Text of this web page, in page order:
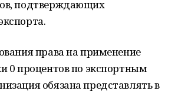
подтверждающих
права на применение
0 процентов по экспортным
обязана представлять в